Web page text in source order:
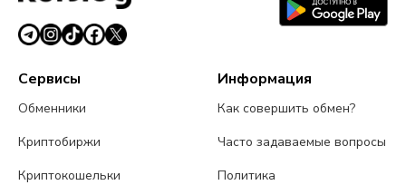
Сервисы
Обменники
Криптобиржи
Криптокошельки
Информация
Как совершить обмен?
Часто задаваемые вопросы
Политика